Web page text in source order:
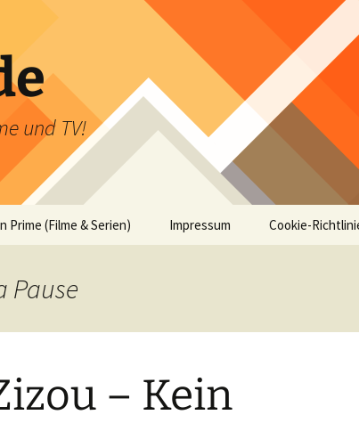
und TV!
Prime (Filme & Serien) Impressum Cookie-
Pause
– Kein